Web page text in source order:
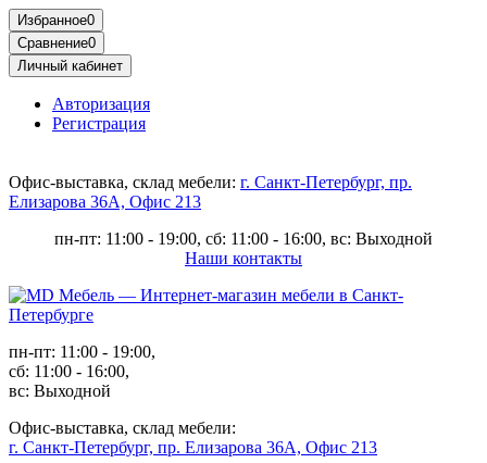
Избранное0
Сравнение0
Личный кабинет
Авторизация
Регистрация
Офис-выставка, склад мебели: г. Санкт-Петербург, пр.
Елизарова 36А, Офис 213
пн-пт: 11:00 - 19:00, сб: 11:00 - 16:00, вс: Выходной
Наши контакты
пн-пт: 11:00 - 19:00,
сб: 11:00 - 16:00,
вс: Выходной
Офис-выставка, склад мебели:
г. Санкт-Петербург, пр. Елизарова 36А, Офис 213